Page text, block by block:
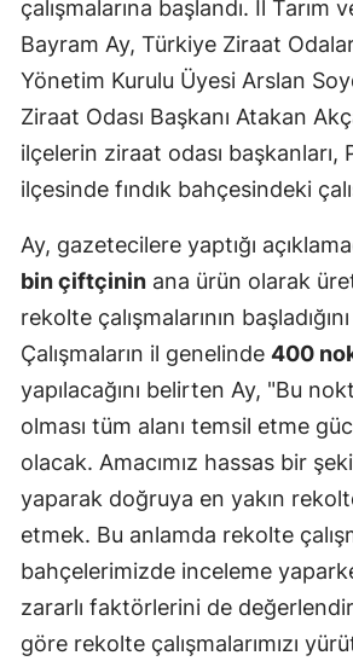
çalışmalarına başlandı. İl Tarım
Bayram Ay, Türkiye Ziraat
Yönetim Kurulu Üyesi Arslan
Ziraat Odası Başkanı Atakan
ilçelerin ziraat odası başkanları,
ilçesinde fındık bahçesindeki
Ay, gazetecilere yaptığı
bin çiftçinin ana ürün olarak
rekolte çalışmalarının
Çalışmaların il genelinde 400
yapılacağını belirten Ay, "Bu
olması tüm alanı temsil etme
olacak. Amacımız hassas bir
yaparak doğruya en yakın
etmek. Bu anlamda rekolte
bahçelerimizde inceleme
zararlı faktörlerini de
göre rekolte çalışmalarımızı